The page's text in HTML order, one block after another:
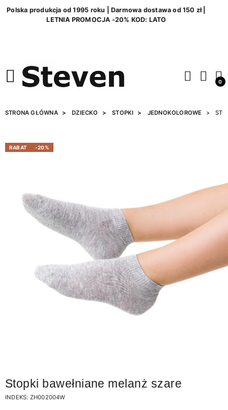
Polska produkcja od 1995 roku | Darmowa dostawa od 150 zł |
LETNIA PROMOCJA -20% KOD: LATO
0
STRONA GŁÓWNA DZIECKO STOPKI JEDNOKOLOROWE
RABAT -20%
Stopki bawełniane melanż szare
INDEKS: ZH002004W